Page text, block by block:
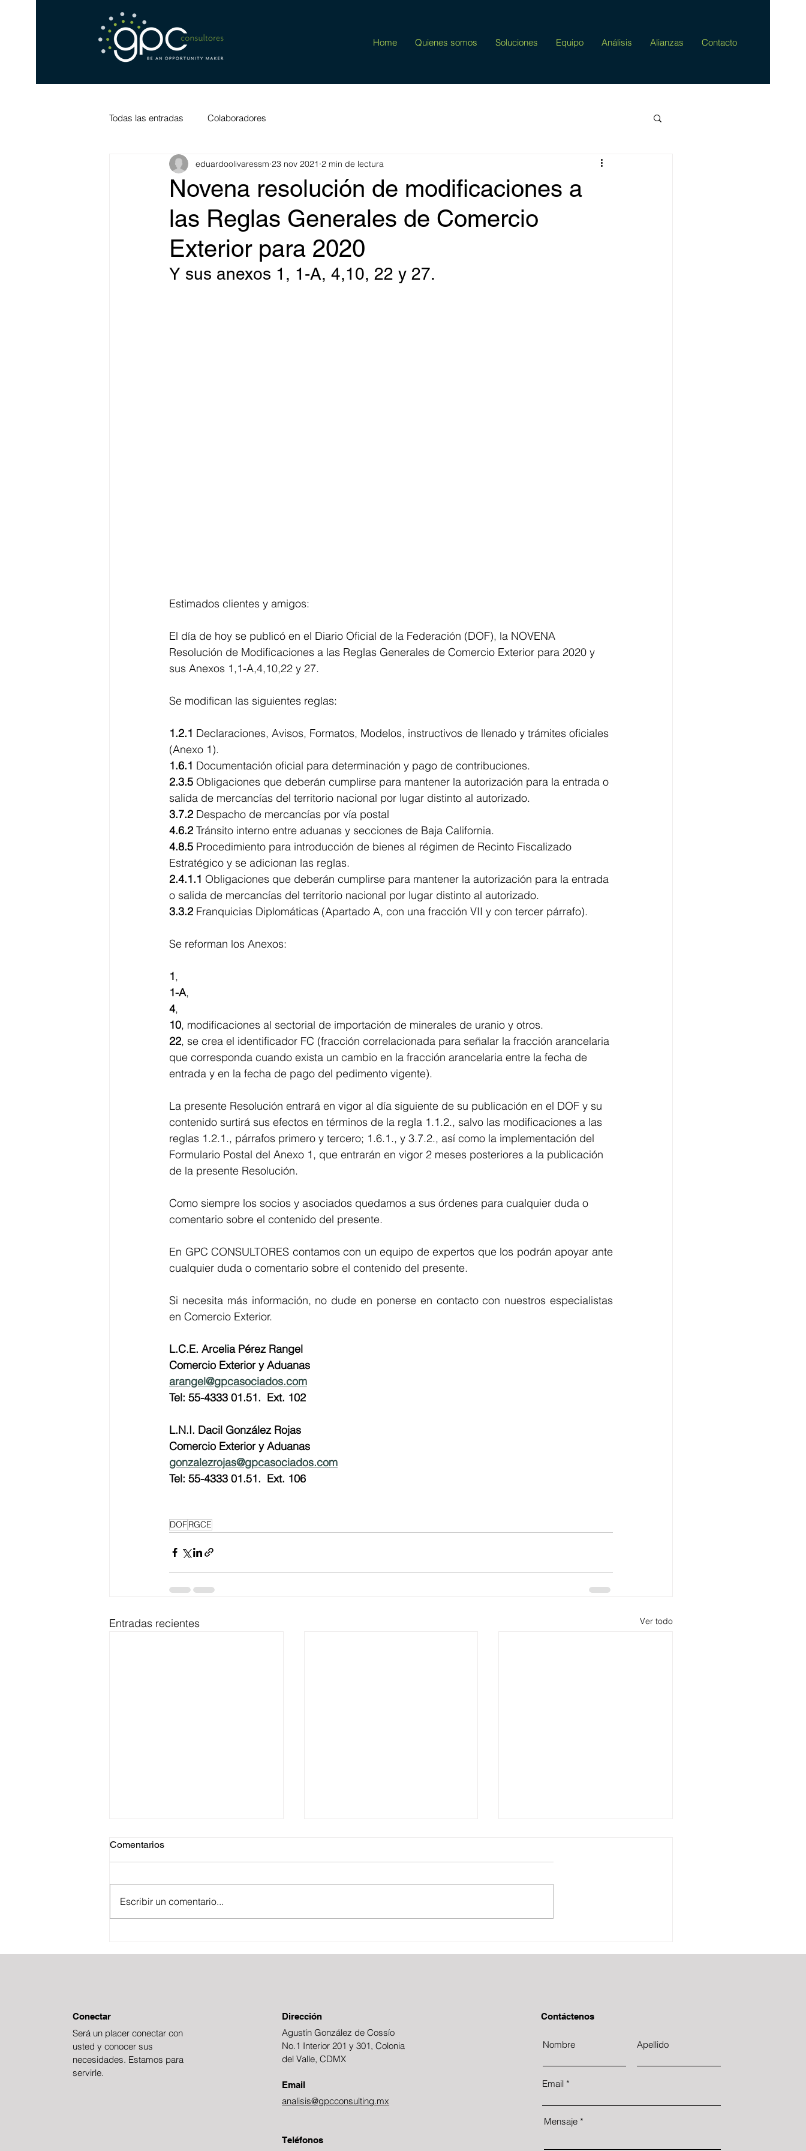
Home Quienes somos Soluciones Equipo Análisis Alianzas Contacto
Todas las entradas Colaboradores
Novena resolución de modificaciones a
las Reglas Generales de Comercio
Exterior para 2020
eduardoolivaressm 23 nov 2021 2 min de lectura
Y sus anexos 1, 1-A, 4,10, 22 y 27.
Estimados clientes y amigos:
El día de hoy se publicó en el Diario Oficial de la Federación (DOF), la NOVENA
Resolución de Modificaciones a las Reglas Generales de Comercio Exterior para 2020 y
sus Anexos 1,1-A,4,10,22 y 27.
Se modifican las siguientes reglas:
1.2.1 Declaraciones, Avisos, Formatos, Modelos, instructivos de llenado y trámites oficiales
(Anexo 1).
1.6.1 Documentación oficial para determinación y pago de contribuciones.
2.3.5 Obligaciones que deberán cumplirse para mantener la autorización para la entrada o
salida de mercancías del territorio nacional por lugar distinto al autorizado.
3.7.2 Despacho de mercancías por vía postal
4.6.2 Tránsito interno entre aduanas y secciones de Baja California.
4.8.5 Procedimiento para introducción de bienes al régimen de Recinto Fiscalizado
Estratégico y se adicionan las reglas.
2.4.1.1 Obligaciones que deberán cumplirse para mantener la autorización para la entrada
o salida de mercancías del territorio nacional por lugar distinto al autorizado.
3.3.2 Franquicias Diplomáticas (Apartado A, con una fracción VII y con tercer párrafo).
Se reforman los Anexos:
1,
1-A,
4,
10, modificaciones al sectorial de importación de minerales de uranio y otros.
22, se crea el identificador FC (fracción correlacionada para señalar la fracción arancelaria
que corresponda cuando exista un cambio en la fracción arancelaria entre la fecha de
entrada y en la fecha de pago del pedimento vigente).
La presente Resolución entrará en vigor al día siguiente de su publicación en el DOF y su
contenido surtirá sus efectos en términos de la regla 1.1.2., salvo las modificaciones a las
reglas 1.2.1., párrafos primero y tercero; 1.6.1., y 3.7.2., así como la implementación del
Formulario Postal del Anexo 1, que entrarán en vigor 2 meses posteriores a la publicación
de la presente Resolución.
Como siempre los socios y asociados quedamos a sus órdenes para cualquier duda o
comentario sobre el contenido del presente.
En GPC CONSULTORES contamos con un equipo de expertos que los podrán apoyar ante
cualquier duda o comentario sobre el contenido del presente.
Si necesita más información, no dude en ponerse en contacto con nuestros especialistas
en Comercio Exterior.
L.C.E. Arcelia Pérez Rangel
Comercio Exterior y Aduanas
arangel@gpcasociados.com
Tel: 55-4333 01.51.  Ext. 102
L.N.I. Dacil González Rojas
Comercio Exterior y Aduanas
gonzalezrojas@gpcasociados.com
Tel: 55-4333 01.51.  Ext. 106
DOFRGCE
Entradas recientes Ver todo
Comentarios
Escribir un comentario...
Conectar
Será un placer conectar con
usted y conocer sus
necesidades. Estamos para
servirle.
Dirección
Agustín González de Cossío
No.1 Interior 201 y 301, Colonia
del Valle, CDMX
Email
analisis@gpcconsulting.mx
Teléfonos
Contáctenos
Nombre Apellido
Email
Mensaje